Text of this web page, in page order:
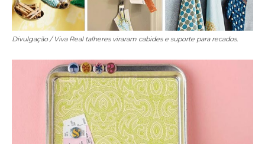
Divulgação / Viva Realtalheres viraram cabides e suporte para recados.